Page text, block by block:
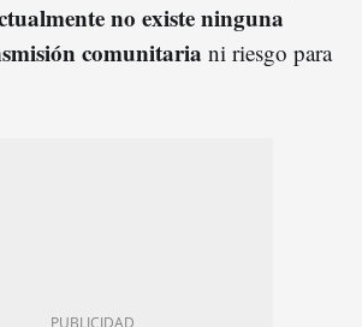
no existe ninguna
comunitaria ni riesgo para